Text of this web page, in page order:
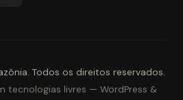
. Todos os direitos reservados.
tecnologias livres — WordPress &